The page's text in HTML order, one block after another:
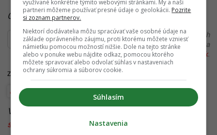
Čítaj viac z kategórie: Politika
Ďakujeme, že čítaš Startitup. V prípade, že máš postreh
alebo si našiel v článku chybu, napíš nám na
redakcia@startitup.sk.
Zdroje:JOJ 24 ,Denník N, TASR
Opozícia
Viac k téme:
spolupraca
využívané konkrétne týmito webovými stránkami. My a naši
partneri môžeme používať presné údaje o geolokácii. Pozrite
si zoznam partnerov.
Niektorí dodávatelia môžu spracúvať vaše osobné údaje na
základe oprávneného záujmu, proti ktorému môžete vzniesť
námietku pomocou možností nižšie. Dole na tejto stránke
alebo v ponuke webu nájdite odkaz, pomocou ktorého
môžete spravovať alebo odvolať súhlas v nastaveniach
ochrany súkromia a súborov cookie.
Súhlasím
Nastavenia